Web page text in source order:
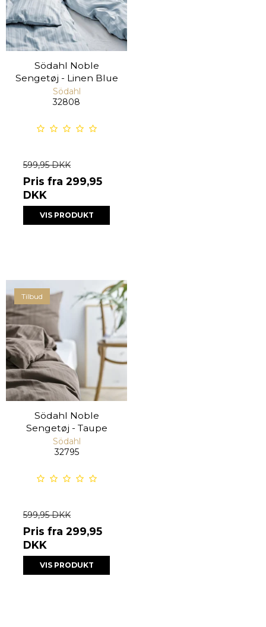
Södahl Noble
Sengetøj - Linen Blue
Södahl
32808
599,95 DKK
Pris fra 299,95
DKK
VIS PRODUKT
Tilbud
Södahl Noble
Sengetøj - Taupe
Södahl
32795
599,95 DKK
Pris fra 299,95
DKK
VIS PRODUKT